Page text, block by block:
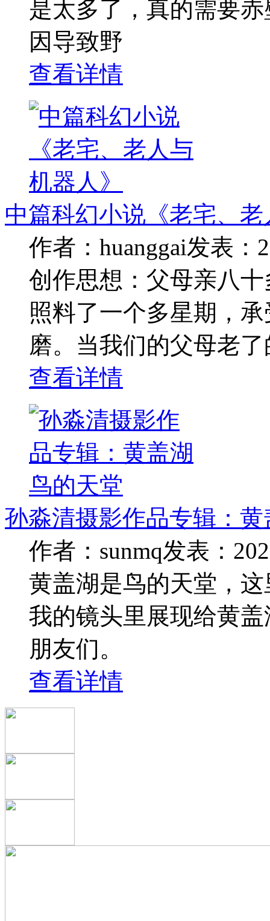
是太多了，真的需要
因导致野
查看详情
中篇科幻小说《老宅、
作者：huanggai发表：
创作思想：父母亲八
照料了一个多星期，
磨。当我们的父母老
查看详情
孙淼清摄影作品专辑：
作者：sunmq发表：
黄盖湖是鸟的天堂，
我的镜头里展现给黄
朋友们。
查看详情